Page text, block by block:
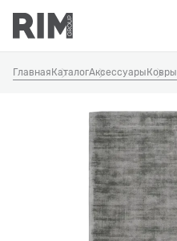
Главная КаталогАксессуары Ковры